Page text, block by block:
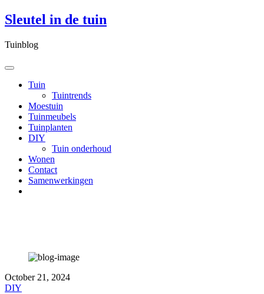
Skip
to
Sleutel in de tuin
Tuinblog
Tuin
Tuintrends
Moestuin
Tuinmeubels
Tuinplanten
DIY
Tuin onderhoud
Wonen
Contact
Samenwerkingen
October 21, 2024
DIY